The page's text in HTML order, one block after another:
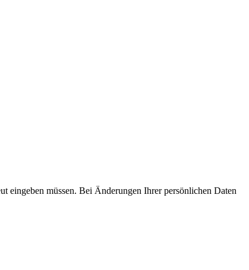
eingeben müssen. Bei Änderungen Ihrer persönlichen Daten